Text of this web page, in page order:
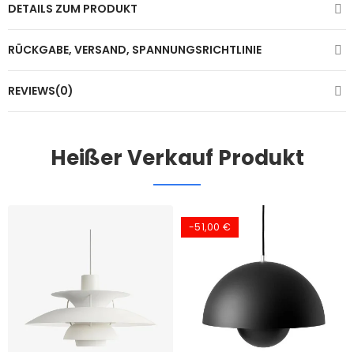
DETAILS ZUM PRODUKT
RÜCKGABE, VERSAND, SPANNUNGSRICHTLINIE
REVIEWS(0)
Heißer Verkauf Produkt
-51,00 €